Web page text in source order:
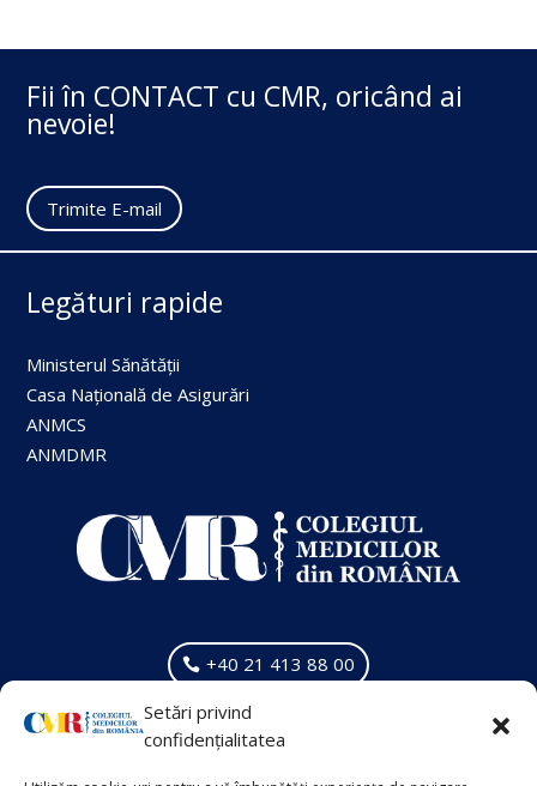
Setări privind
confidențialitatea
Fii în CONTACT cu CMR, oricând ai
nevoie!
Trimite E-mail
Legături rapide
Ministerul Sănătății
Casa Națională de Asigurări
ANMCS
ANMDMR
+40 21 413 88 00
VECHIUL SITE